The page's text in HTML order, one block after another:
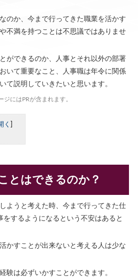
のか、今まで行ってきた職業を活かす
不満を持つことは不思議ではありませ
ができるのか、人事とそれ以外の部署
いて重要なこと、人事職は年令に関係
て説明していきたいと思います。
ジにはPRが含まれます。
く
とはできるのか？
ようと考えた時、今まで行ってきた仕
するようになるという不安はあると
かすことが出来ないと考える人は少な
験は必ずいかすことができます。